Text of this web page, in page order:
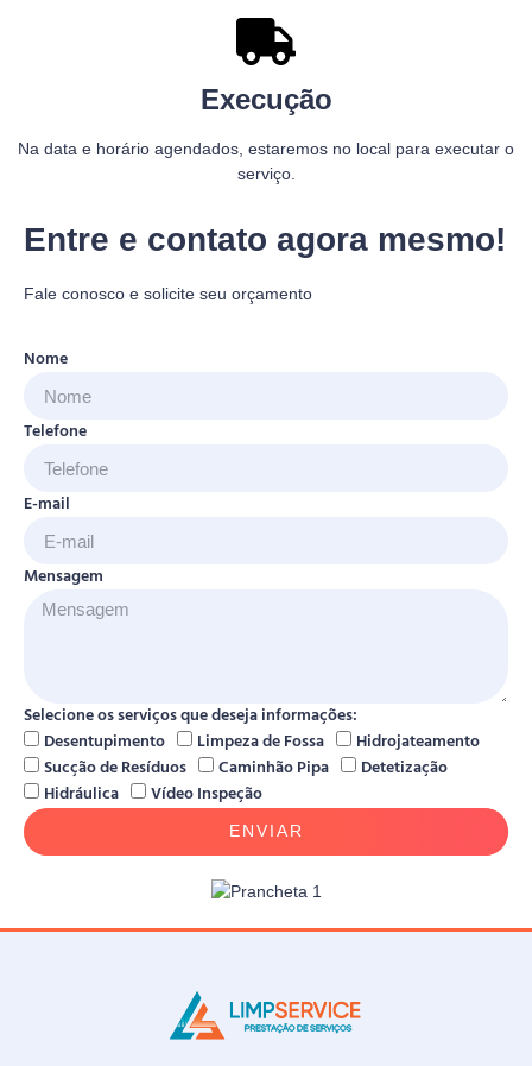
Execução
Na data e horário agendados, estaremos no local para executar o
serviço.
Entre e contato agora mesmo!
Fale conosco e solicite seu orçamento
Nome
Telefone
E-mail
Mensagem
Selecione os serviços que deseja informações:
Desentupimento
Limpeza de Fossa
Hidrojateamento
Sucção de Resíduos
Caminhão Pipa
Detetização
Hidráulica
Vídeo Inspeção
ENVIAR